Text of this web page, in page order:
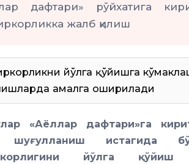
дафтари» рўйхатига
жалб қилиш
йўлга қўйишга
амалга оширилади
мактаби
Ҳунарманд
«Аёллар дафтари»га
шуғулланиш истагида
йўлга қўйиш